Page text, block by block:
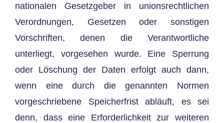
nationalen Gesetzgeber in unionsrechtlichen
Verordnungen, Gesetzen oder sonstigen
Vorschriften, denen die Verantwortliche
unterliegt, vorgesehen wurde. Eine Sperrung
oder Löschung der Daten erfolgt auch dann,
wenn eine durch die genannten Normen
vorgeschriebene Speicherfrist abläuft, es sei
denn, dass eine Erforderlichkeit zur weiteren